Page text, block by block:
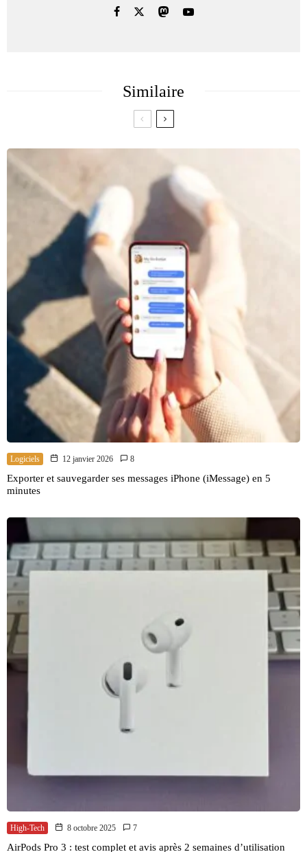
Similaire
Logiciels 12 janvier 2026 8
Exporter et sauvegarder ses messages iPhone (iMessage) en 5
minutes
High-Tech 8 octobre 2025 7
AirPods Pro 3 : test complet et avis après 2 semaines d’utilisation